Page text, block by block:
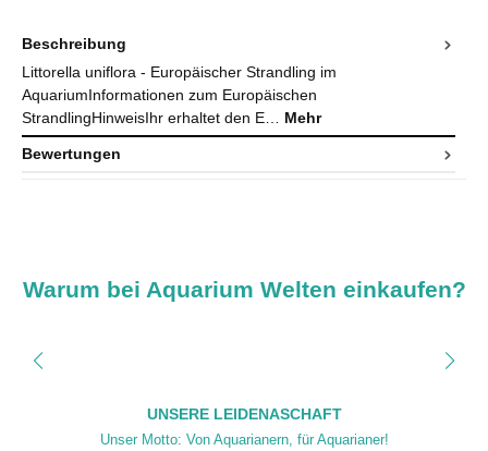
Beschreibung
Littorella uniflora - Europäischer Strandling im
AquariumInformationen zum Europäischen
StrandlingHinweisIhr erhaltet den E… Mehr
Bewertungen
Warum bei Aquarium Welten einkaufen?
UNSERE LEIDENASCHAFT
Unser Motto: Von Aquarianern, für Aquarianer!